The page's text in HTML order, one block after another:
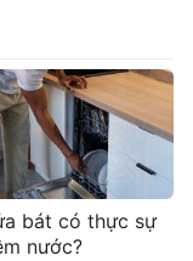
bát có thực sự
nước?